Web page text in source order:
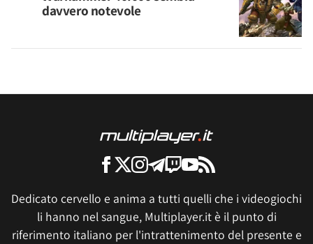
davvero notevole
Dedicato cervello e anima a tutti quelli che i videogiochi
li hanno nel sangue, Multiplayer.it è il punto di
riferimento italiano per l'intrattenimento del presente e